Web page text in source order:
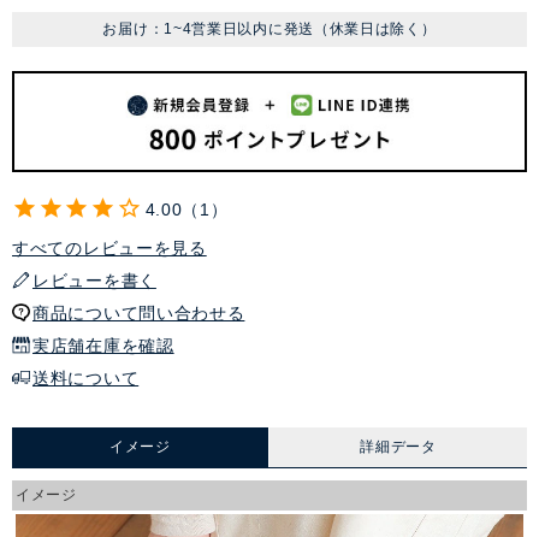
お届け：1~4営業日以内に発送（休業日は除く）
4.00
1
すべてのレビューを見る
レビューを書く
商品について問い合わせる
実店舗在庫を確認
送料について
イメージ 詳細データ
イメージ